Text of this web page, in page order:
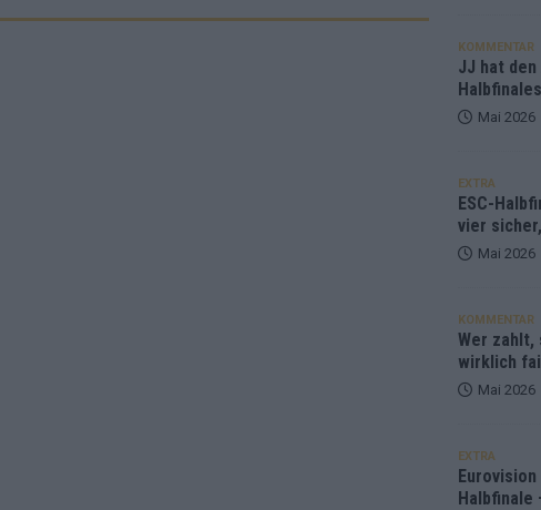
KOMMENTAR
JJ hat
Mai 2026
EXTRA
ESC-
vier
Mai 2026
KOMMENTAR
Wer zahlt,
wirklich
Mai 2026
EXTRA
Halbfinale